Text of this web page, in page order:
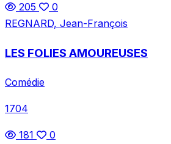
205
0
REGNARD, Jean-François
LES FOLIES AMOUREUSES
Comédie
1704
181
0